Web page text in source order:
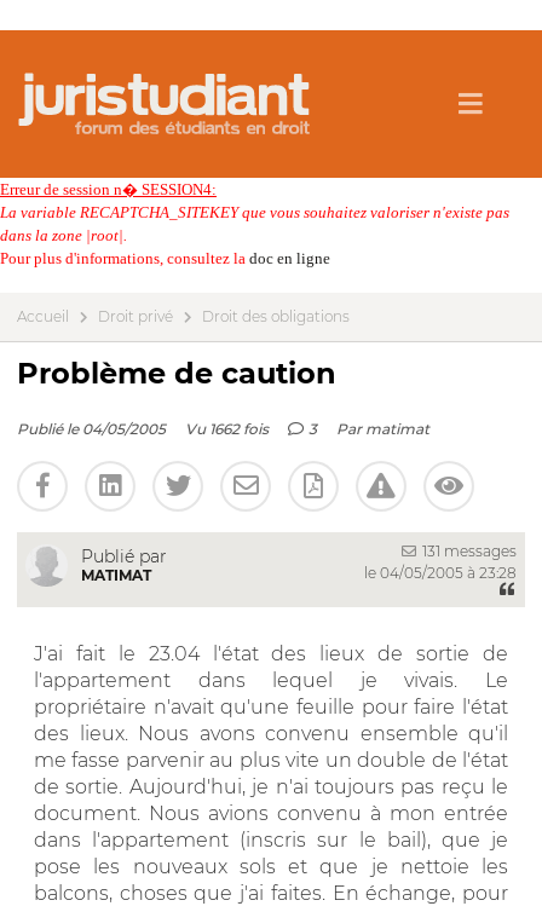
Erreur de session n� SESSION4:
La variable RECAPTCHA_SITEKEY que vous souhaitez valoriser n'existe pas
dans la zone |root|.
Pour plus d'informations, consultez la doc en ligne
Accueil Droit privé Droit des obligations
Problème de caution
Publié le 04/05/2005 Vu 1662 fois 3 Par matimat
Publié par
MATIMAT
131 messages
le 04/05/2005 à 23:28
J'ai fait le 23.04 l'état des lieux de sortie de
l'appartement dans lequel je vivais. Le
propriétaire n'avait qu'une feuille pour faire l'état
des lieux. Nous avons convenu ensemble qu'il
me fasse parvenir au plus vite un double de l'état
de sortie. Aujourd'hui, je n'ai toujours pas reçu le
document. Nous avions convenu à mon entrée
dans l'appartement (inscris sur le bail), que je
pose les nouveaux sols et que je nettoie les
balcons, choses que j'ai faites. En échange, pour